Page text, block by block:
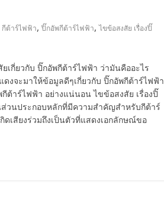
กีต้าร์ไฟฟ้า,ปิ๊กอัพกีต้าร์ไฟฟ้า,ไขข้อสงสัย เรื่องปิ๊
เกี่ยวกับ ปิ๊กอัพกีต้าร์ไฟฟ้า ว่ามันคืออะไร
งจะมาให้ข้อมูลดีๆเกี่ยวกับ ปิ๊กอัพกีต้าร์ไฟฟ้า
ต้าร์ไฟฟ้า อย่างแน่นอน ไขข้อสงสัย เรื่องปิ๊
ส่วนประกอบหลักที่มีความสำคัญสำหรับกีต้าร์
เสียงร่วมถึงเป็นตัวที่แสดงเอกลักษณ์ขอ